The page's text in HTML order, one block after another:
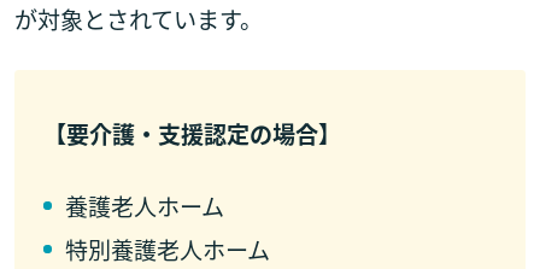
が対象とされています。
【要介護・支援認定の場合】
養護老人ホーム
特別養護老人ホーム